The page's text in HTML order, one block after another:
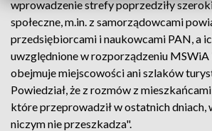
wprowadzenie strefy poprzedziły
społeczne, m.in. z samorządowcami
przedsiębiorcami i naukowcami PAN, a
uwzględnione w rozporządzeniu MSWiA
obejmuje miejscowości ani szlaków
Powiedział, że z rozmów z
które przeprowadził w ostatnich dniach,
niczym nie przeszkadza".